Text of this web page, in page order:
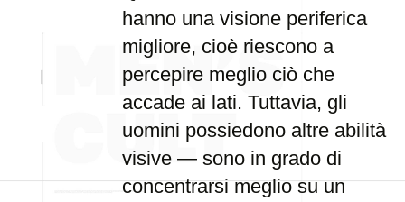
hanno una visione periferica
migliore, cioè riescono a
percepire meglio ciò che
accade ai lati. Tuttavia, gli
uomini possiedono altre abilità
visive — sono in grado di
concentrarsi meglio su un